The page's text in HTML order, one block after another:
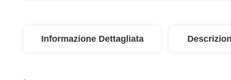
Informazione Dettagliata